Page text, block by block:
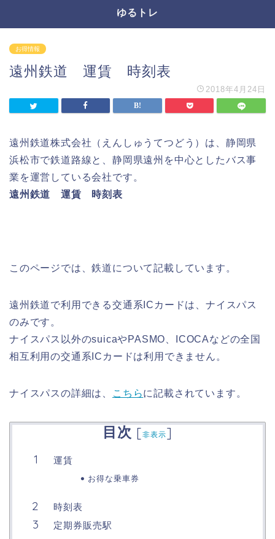
ゆるトレ
お得情報
遠州鉄道 運賃 時刻表
2018年4月24日
遠州鉄道株式会社（えんしゅうてつどう）は、静岡県
浜松市で鉄道路線と、静岡県遠州を中心としたバス事
業を運営している会社です。
遠州鉄道 運賃 時刻表
このページでは、鉄道について記載しています。
遠州鉄道で利用できる交通系ICカードは、ナイスパス
のみです。
ナイスパス以外のsuicaやPASMO、ICOCAなどの全国
相互利用の交通系ICカードは利用できません。
ナイスパスの詳細は、 こちらに記載されています。
目次 [非表示]
運賃
お得な乗車券
時刻表
定期券販売駅